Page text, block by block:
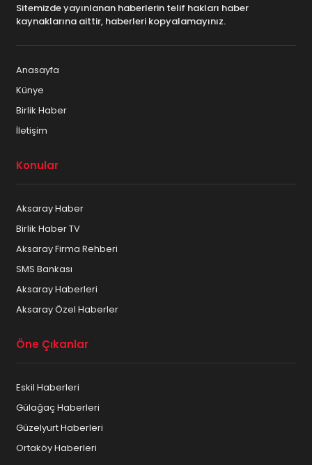
Sitemizde yayınlanan haberlerin telif hakları haber
kaynaklarına aittir, haberleri kopyalamayınız.
Anasayfa
Künye
Birlik Haber
İletişim
Konular
Aksaray Haber
Birlik Haber TV
Aksaray Firma Rehberi
SMS Bankası
Aksaray Haberleri
Aksaray Özel Haberler
Öne Çıkanlar
Eskil Haberleri
Gülağaç Haberleri
Güzelyurt Haberleri
Ortaköy Haberleri